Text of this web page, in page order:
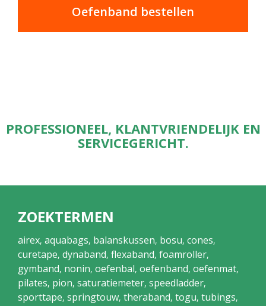
Oefenband bestellen
PROFESSIONEEL, KLANTVRIENDELIJK EN
SERVICEGERICHT.
ZOEKTERMEN
airex, aquabags, balanskussen, bosu, cones,
curetape, dynaband, flexaband, foamroller,
gymband, nonin, oefenbal, oefenband, oefenmat,
pilates, pion, saturatiemeter, speedladder,
sporttape, springtouw, theraband, togu, tubings,